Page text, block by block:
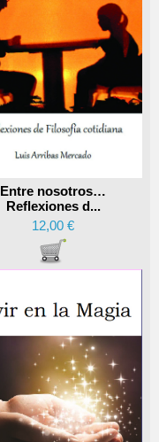
Entre nosotros…
Reflexiones d...
12,00 €